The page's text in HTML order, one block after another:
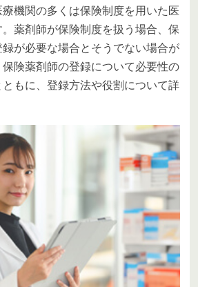
機関の多くは保険制度を用いた医
薬剤師が保険制度を扱う場合、保
が必要な場合とそうでない場合が
険薬剤師の登録について必要性の
もに、登録方法や役割について詳